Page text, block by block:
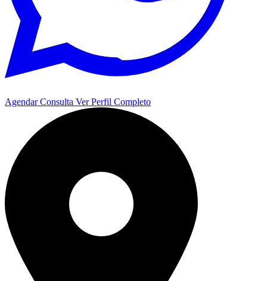
Agendar Consulta Ver Perfil Completo